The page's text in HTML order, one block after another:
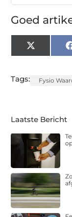
Goed
X
(Twitter)
Tags: Fysio
Laatste Bericht